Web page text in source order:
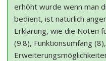
erhöht wurde wenn man
bedient, ist natürlich
Erklärung, wie die Noten
(9.8), Funktionsumfang